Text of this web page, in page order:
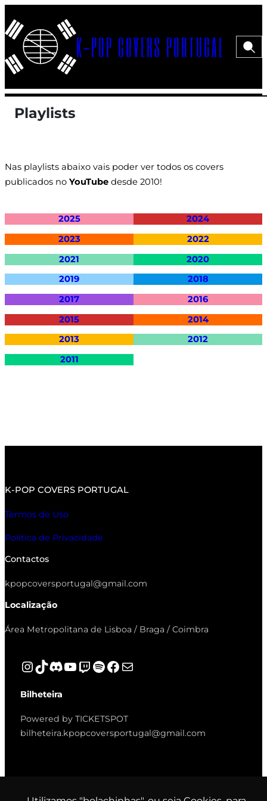
para
conteúdo
K-POP COVERS PORTUGAL Menu>
Playlists
Nas playlists abaixo vais poder ver todos os covers
publicados no YouTube desde 2010!
2025
2024
2023
2022
2021
2020
2019
2018
2017
2016
2015
2014
2013
2012
2011
K-POP COVERS PORTUGAL
Termos de Uso
Política de Privacidade
Contactos
kpopcoversportugal@gmail.com
Localização
Área Metropolitana de Lisboa / Braga / Coimbra
Instagram
TikTok
Discord
YouTube
Twitch
Spotify
Facebook
Mail
Bilheteira
Powered by TICKETSPOT
bilheteira.kpopcoversportugal@gmail.com